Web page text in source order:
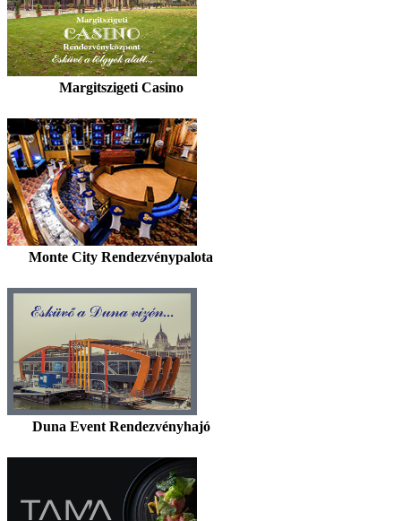
Margitszigeti Casino
Monte City Rendezvénypalota
Duna Event Rendezvényhajó